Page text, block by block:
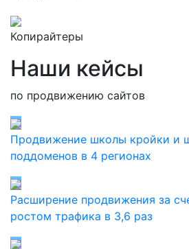
Копирайтеры
Наши кейсы
по продвижению сайтов
Продвижение школы кройки и
поддоменов в 4 регионах
Расширение продвижения за
ростом трафика в 3,6 раз